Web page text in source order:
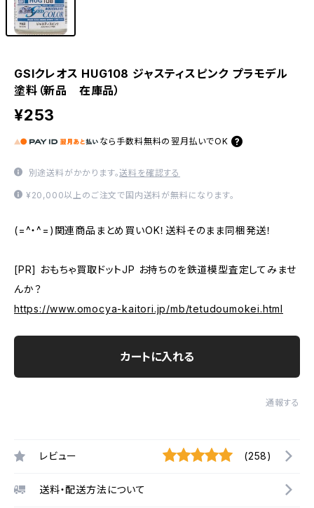
GSIクレオス HUG108 ジャスティスピンク プラモデル
塗料（新品 在庫品）
¥253
なら 手数料無料の 翌月払いでOK
別途送料がかかります。送料を確認する
¥20,000以上のご注文で国内送料が無料になります。
(=^・^=)関連商品まとめ買いOK！送料そのまま同梱発送！
[PR] おもちゃ買取ドットJP お持ちのを鉄道模型査定してみませ
んか？
https://www.omocya-kaitori.jp/mb/tetudoumokei.html
カートに入れる
通報する
レビュー (258)
送料・配送方法について